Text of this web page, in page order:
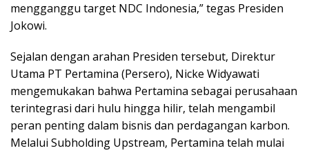
mengganggu target NDC Indonesia,” tegas Presiden
Jokowi.
Sejalan dengan arahan Presiden tersebut, Direktur
Utama PT Pertamina (Persero), Nicke Widyawati
mengemukakan bahwa Pertamina sebagai perusahaan
terintegrasi dari hulu hingga hilir, telah mengambil
peran penting dalam bisnis dan perdagangan karbon.
Melalui Subholding Upstream, Pertamina telah mulai